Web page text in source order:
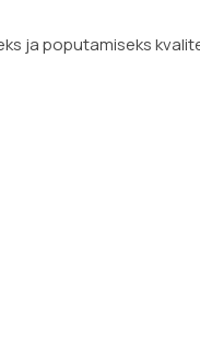
ja poputamiseks